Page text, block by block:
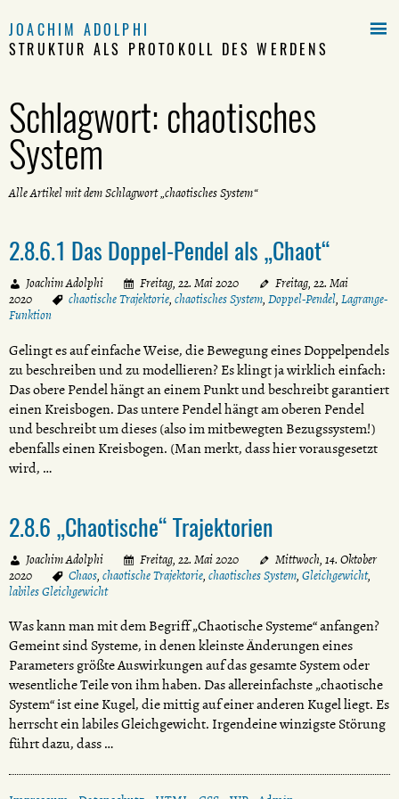
JOACHIM ADOLPHI
STRUKTUR ALS PROTOKOLL DES WERDENS
Schlagwort:chaotisches
System
Alle Artikel mit dem Schlagwort „chaotisches System“
2.8.6.1 Das Doppel-Pendel als „Chaot“
Joachim Adolphi Freitag, 22. Mai 2020
Freitag, 22. Mai
2020
chaotische Trajektorie, chaotisches System, Doppel-Pendel, Lagrange-
Funktion
Gelingt es auf einfache Weise, die Bewegung eines Doppelpendels
zu beschreiben und zu modellieren? Es klingt ja wirklich einfach:
Das obere Pendel hängt an einem Punkt und beschreibt garantiert
einen Kreisbogen. Das untere Pendel hängt am oberen Pendel
und beschreibt um dieses (also im mitbewegten Bezugssystem!)
ebenfalls einen Kreisbogen. (Man merkt, dass hier vorausgesetzt
wird, …
2.8.6 „Chaotische“ Trajektorien
Joachim Adolphi Freitag, 22. Mai 2020
Mittwoch, 14. Oktober
2020
Chaos, chaotische Trajektorie, chaotisches System, Gleichgewicht,
labiles Gleichgewicht
Was kann man mit dem Begriff „Chaotische Systeme“ anfangen?
Gemeint sind Systeme, in denen kleinste Änderungen eines
Parameters größte Auswirkungen auf das gesamte System oder
wesentliche Teile von ihm haben. Das allereinfachste „chaotische
System“ ist eine Kugel, die mittig auf einer anderen Kugel liegt. Es
herrscht ein labiles Gleichgewicht. Irgendeine winzigste Störung
führt dazu, dass …
